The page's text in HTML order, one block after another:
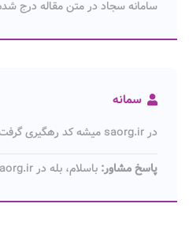
سامانه سجاد در متن مقاله درج
سمانه
در saorg.ir میشه کد رهگیری گرفت
پاسخ مشاور: باسلام، بله در saorg.ir میشه کد رهگیری گرفت.